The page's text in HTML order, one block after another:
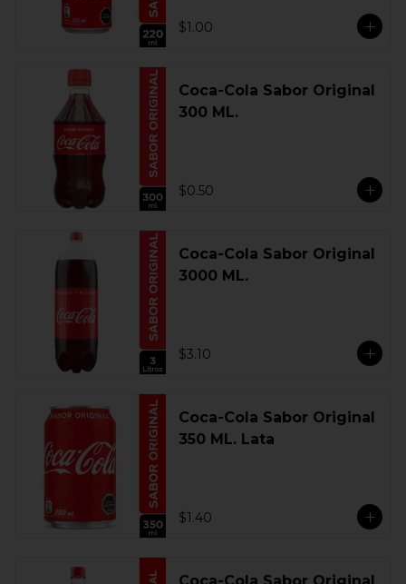
$1.00
Coca-Cola Sabor Original
300 ML.
$0.50
Coca-Cola Sabor Original
3000 ML.
$3.10
Coca-Cola Sabor Original
350 ML. Lata
$1.40